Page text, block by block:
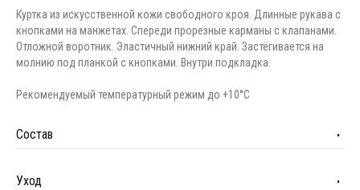
Куртка из искусственной кожи свободного кроя. Длинные рукава с
кнопками на манжетах. Спереди прорезные карманы с клапанами.
Отложной воротник. Эластичный нижний край. Застёгивается на
молнию под планкой с кнопками. Внутри подкладка.
Рекомендуемый температурный режим до +10°С
Состав
Уход